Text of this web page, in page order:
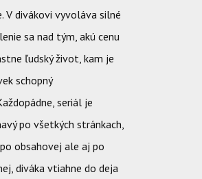
V divákovi vyvoláva silné
sa nad tým, akú cenu
ľudský život, kam je
schopný
seriál je
po všetkých stránkach,
obsahovej ale aj po
diváka vtiahne do deja